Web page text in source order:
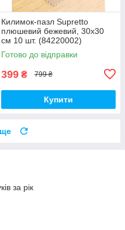
Килимок-пазл Supretto
плюшевий бежевий, 30х30
см 10 шт. (84220002)
Готово до відправки
399 ₴ 799 ₴
Купити
за рік